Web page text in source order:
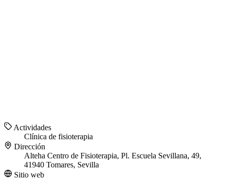
Actividades
Clínica de fisioterapia
Dirección
Alteha Centro de Fisioterapia, Pl. Escuela Sevillana, 49,
41940 Tomares, Sevilla
Sitio web